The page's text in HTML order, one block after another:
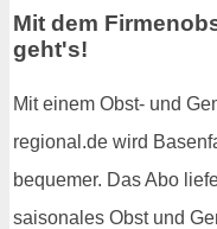
Mit dem
geht's!
Mit einem Obst- und
regional.de wird
bequemer. Das Abo
saisonales Obst und